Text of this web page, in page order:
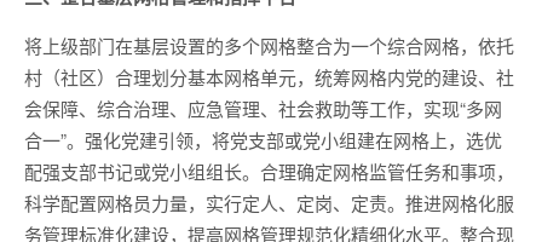
将上级部门在基层设置的多个网格整合为一个综合网格，依托
村（社区）合理划分基本网格单元，统筹网格内党的建设、社
会保障、综合治理、应急管理、社会救助等工作，实现“多网
合一”。强化党建引领，将党支部或党小组建在网格上，选优
配强支部书记或党小组组长。合理确定网格监管任务和事项，
科学配置网格员力量，实行定人、定岗、定责。推进网格化服
务管理标准化建设，提高网格管理规范化精细化水平。整合现